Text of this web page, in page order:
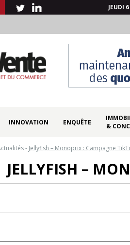
JEUDI
INNOVATION ENQUÊTE
&
- Jellyfish – Monoprix : Campagne
JELLYFISH –